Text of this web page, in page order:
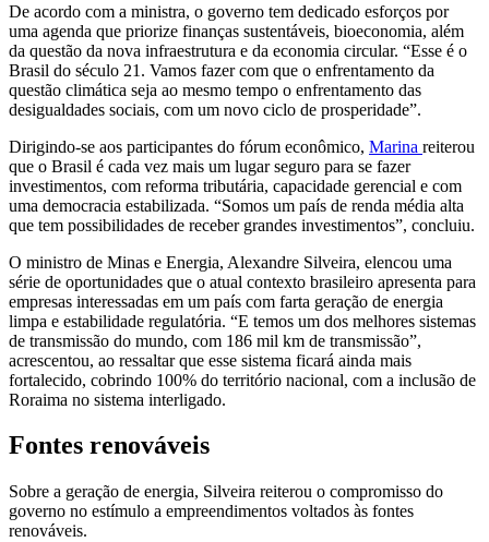
De acordo com a ministra, o governo tem dedicado esforços por
uma agenda que priorize finanças sustentáveis, bioeconomia, além
da questão da nova infraestrutura e da economia circular. “Esse é o
Brasil do século 21. Vamos fazer com que o enfrentamento da
questão climática seja ao mesmo tempo o enfrentamento das
desigualdades sociais, com um novo ciclo de prosperidade”.
Dirigindo-se aos participantes do fórum econômico, Marina reiterou
que o Brasil é cada vez mais um lugar seguro para se fazer
investimentos, com reforma tributária, capacidade gerencial e com
uma democracia estabilizada. “Somos um país de renda média alta
que tem possibilidades de receber grandes investimentos”, concluiu.
O ministro de Minas e Energia, Alexandre Silveira, elencou uma
série de oportunidades que o atual contexto brasileiro apresenta para
empresas interessadas em um país com farta geração de energia
limpa e estabilidade regulatória. “E temos um dos melhores sistemas
de transmissão do mundo, com 186 mil km de transmissão”,
acrescentou, ao ressaltar que esse sistema ficará ainda mais
fortalecido, cobrindo 100% do território nacional, com a inclusão de
Roraima no sistema interligado.
Fontes renováveis
Sobre a geração de energia, Silveira reiterou o compromisso do
governo no estímulo a empreendimentos voltados às fontes
renováveis.